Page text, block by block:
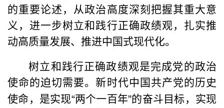
的重要论述，从政治高度深刻把握其重大意
义，进一步树立和践行正确政绩观，扎实推
动高质量发展、推进中国式现代化。
树立和践行正确政绩观是完成党的政治
使命的迫切需要。新时代中国共产党的历史
使命，是实现“两个一百年”的奋斗目标，实现